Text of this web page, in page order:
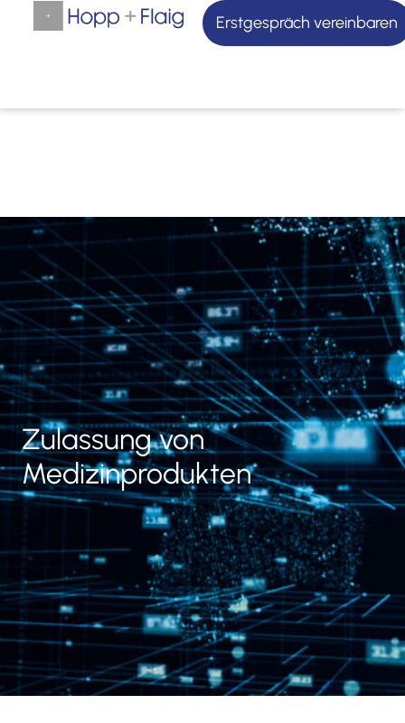
Erstgespräch vereinbaren
Zulassung von
Medizinprodukten